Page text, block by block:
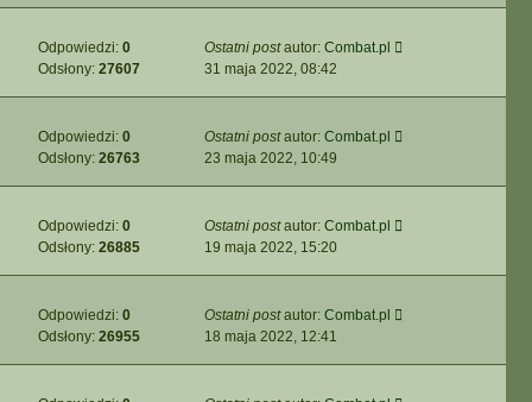
Odpowiedzi: 0
Odsłony: 27607
Ostatni postautor: Combat.pl
31 maja 2022, 08:42
Odpowiedzi: 0
Odsłony: 26763
Ostatni postautor: Combat.pl
23 maja 2022, 10:49
Odpowiedzi: 0
Odsłony: 26885
Ostatni postautor: Combat.pl
19 maja 2022, 15:20
Odpowiedzi: 0
Odsłony: 26955
Ostatni postautor: Combat.pl
18 maja 2022, 12:41